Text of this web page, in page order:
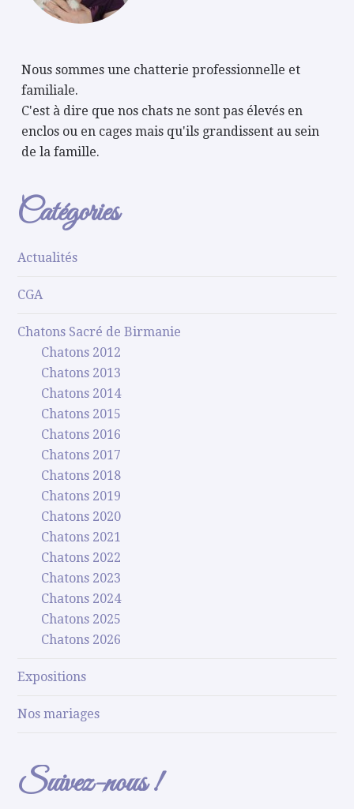
Nous sommes une chatterie professionnelle et
familiale.
C'est à dire que nos chats ne sont pas élevés en
enclos ou en cages mais qu'ils grandissent au sein
de la famille.
Catégories
Actualités
CGA
Chatons Sacré de Birmanie
Chatons 2012
Chatons 2013
Chatons 2014
Chatons 2015
Chatons 2016
Chatons 2017
Chatons 2018
Chatons 2019
Chatons 2020
Chatons 2021
Chatons 2022
Chatons 2023
Chatons 2024
Chatons 2025
Chatons 2026
Expositions
Nos mariages
Suivez-nous !